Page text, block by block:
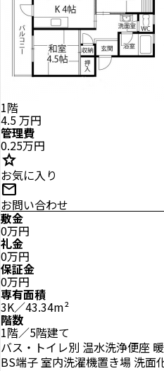
1階
4.5万円
管理費
0.25万円
star
お気に入り
mail
お問い合わせ
敷金
0万円
礼金
0万円
保証金
0万円
専有面積
3K／43.34m²
階数
1階／5階建て
バス・トイレ別 温水洗浄便座
BS端子 室内洗濯機置き場 洗面